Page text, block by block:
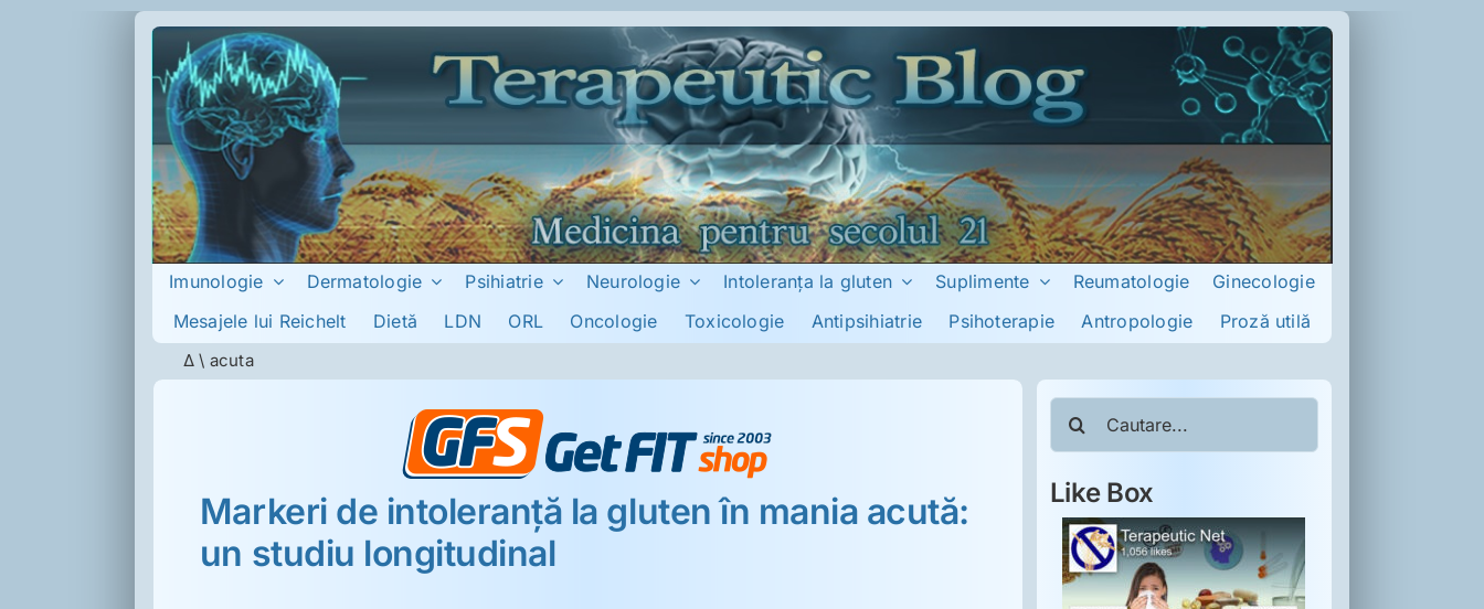
Imunologie Dermatologie Psihiatrie Neurologie Intoleranţa la gluten Suplimente Reumatologie
Ginecologie
Mesajele lui Reichelt
Dietă LDN ORL Oncologie Toxicologie Antipsihiatrie Psihoterapie Antropologie Proză utilă
Δ \ acuta
Markeri de intoleranţă la gluten în mania acută:
un studiu longitudinal
Like Box